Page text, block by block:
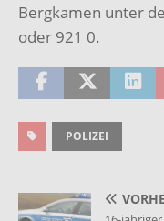
Bergkamen unter
oder 921 0.
POLIZEI